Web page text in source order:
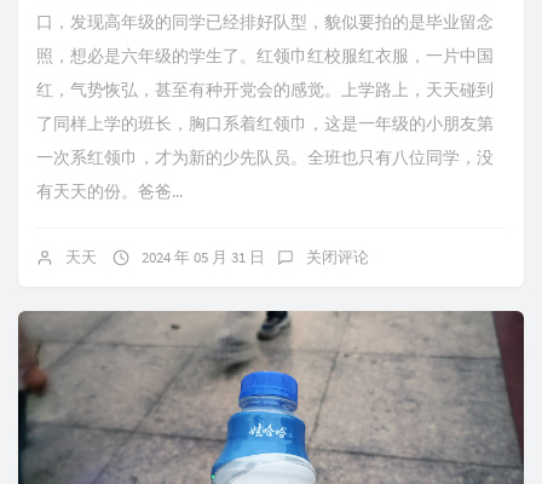
口，发现高年级的同学已经排好队型，貌似要拍的是毕业留念
照，想必是六年级的学生了。红领巾红校服红衣服，一片中国
红，气势恢弘，甚至有种开党会的感觉。上学路上，天天碰到
了同样上学的班长，胸口系着红领巾，这是一年级的小朋友第
一次系红领巾，才为新的少先队员。全班也只有八位同学，没
有天天的份。爸爸...
天天 2024 年 05 月 31 日 关闭评论